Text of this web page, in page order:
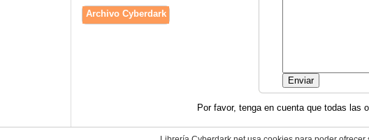
Archivo Cyberdark
Por favor, tenga en cuenta que todas las